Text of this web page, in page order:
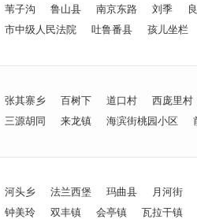
苇子沟 鲁山县 南京东路 刘季
市中级人民法院
吐鲁番县 孩儿坐栏
张其寨乡 百树下 道口村
西庞里村
三源胡同
来龙镇 海滨街桃园小区
河头乡 法兰西堡 玛曲县
月河街
钟美玲
双丰镇 会亭镇 瓦拉干镇